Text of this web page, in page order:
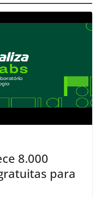
8.000
para